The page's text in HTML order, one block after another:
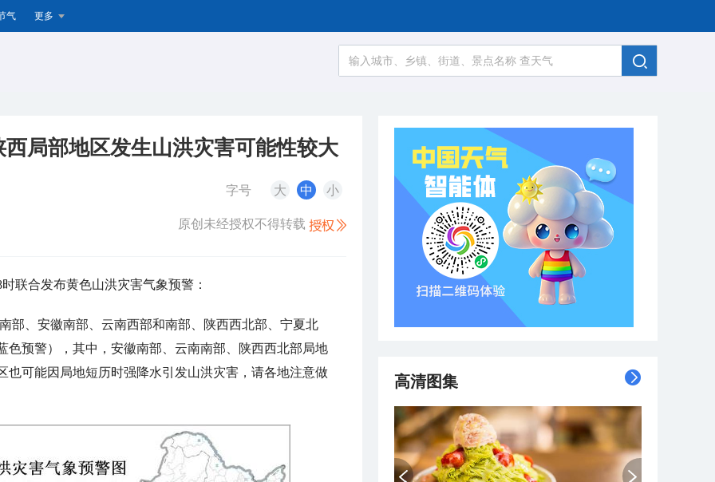
气 更多
局部地区发生山洪灾害可能性较大
字号 大 中 小
原创未经授权不得转载
联合发布黄色山洪灾害气象预警：
部、安徽南部、云南西部和南部、陕西西北部、宁夏北
预警），其中，安徽南部、云南南部、陕西西北部局地
可能因局地短历时强降水引发山洪灾害，请各地注意做
高清图集